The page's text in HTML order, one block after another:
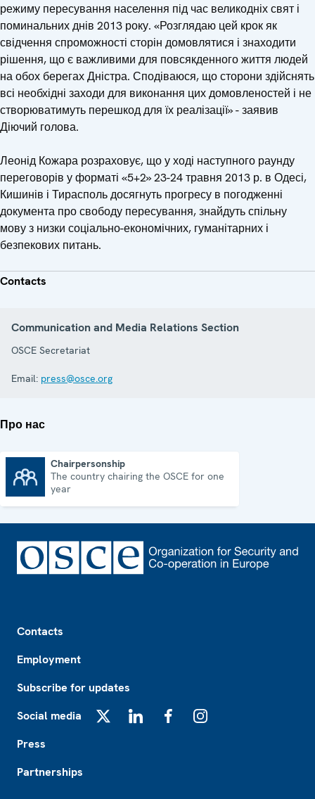
режиму пересування населення під час великодніх свят і
поминальних днів 2013 року. «Розглядаю цей крок як
свідчення спроможності сторін домовлятися і знаходити
рішення, що є важливими для повсякденного життя людей
на обох берегах Дністра. Сподіваюся, що сторони здійснять
всі необхідні заходи для виконання цих домовленостей і не
створюватимуть перешкод для їх реалізації» - заявив
Діючий голова.
Леонід Кожара розраховує, що у ході наступного раунду
переговорів у форматі «5+2» 23-24 травня 2013 р. в Одесі,
Кишинів і Тирасполь досягнуть прогресу в погодженні
документа про свободу пересування, знайдуть спільну
мову з низки соціально-економічних, гуманітарних і
безпекових питань.
Contacts
Communication and Media Relations Section
OSCE Secretariat
Email: press@osce.org
Про нас
Chairpersonship
The country chairing the OSCE for one
year
Contacts
Employment
Subscribe for updates
Social media
Press
Partnerships